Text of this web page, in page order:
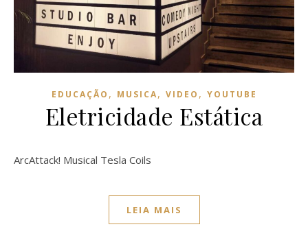
EDUCAÇÃO , MUSICA, VIDEO , YOUTUBE
Eletricidade Estática
ArcAttack! Musical Tesla Coils
LEIA MAIS